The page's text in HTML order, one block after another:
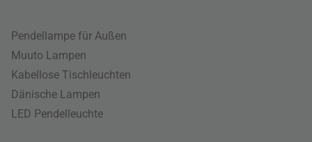
Pendellampe für Außen
Muuto Lampen
Kabellose Tischleuchten
Dänische Lampen
LED Pendelleuchte